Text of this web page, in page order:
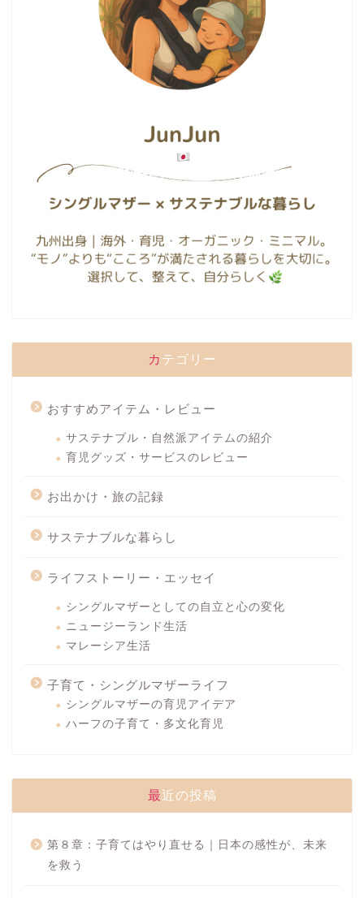
カテゴリー
おすすめアイテム・レビュー
サステナブル・自然派アイテムの紹介
育児グッズ・サービスのレビュー
お出かけ・旅の記録
サステナブルな暮らし
ライフストーリー・エッセイ
シングルマザーとしての自立と心の変化
ニュージーランド生活
マレーシア生活
子育て・シングルマザーライフ
シングルマザーの育児アイデア
ハーフの子育て・多文化育児
最近の投稿
第８章：子育てはやり直せる｜日本の感性が、未来
を救う